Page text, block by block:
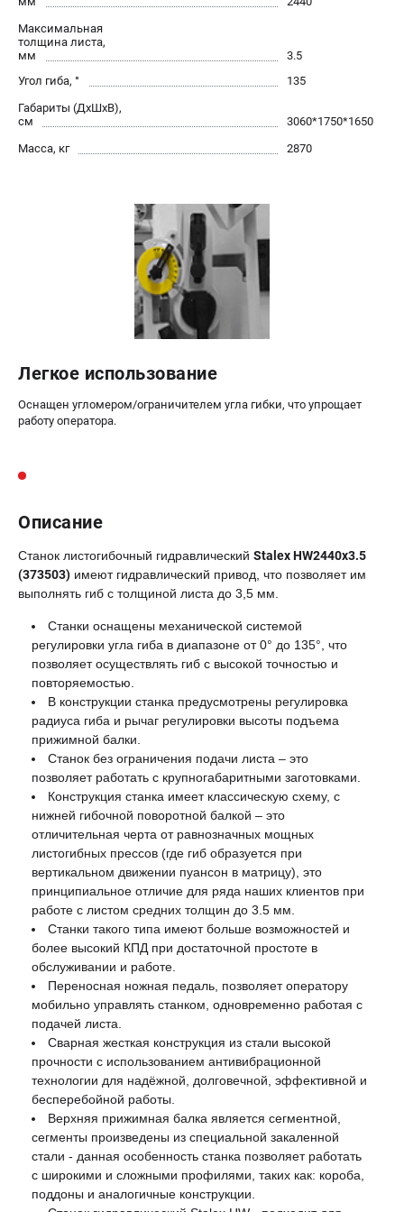
проспект Александровской Фермы, 29АЛ
пн-пт - с 9:00 до 18:00
Максимальная
толщина листа,
мм
3.5
Угол гиба, °
135
Габариты (ДхШхВ),
см
3060*1750*1650
Масса, кг
2870
Легкое использование
Оснащен угломером/ограничителем угла гибки, что упрощает
работу оператора.
Описание
Станок листогибочный гидравлический Stalex HW2440x3.5
(373503) имеют гидравлический привод, что позволяет им
выполнять гиб с толщиной листа до 3,5 мм.
Станки оснащены механической системой
регулировки угла гиба в диапазоне от 0° до 135°, что
позволяет осуществлять гиб с высокой точностью и
повторяемостью.
В конструкции станка предусмотрены регулировка
радиуса гиба и рычаг регулировки высоты подъема
прижимной балки.
Станок без ограничения подачи листа – это
позволяет работать с крупногабаритными заготовками.
Конструкция станка имеет классическую схему, с
нижней гибочной поворотной балкой – это
отличительная черта от равнозначных мощных
листогибных прессов (где гиб образуется при
вертикальном движении пуансон в матрицу), это
принципиальное отличие для ряда наших клиентов при
работе с листом средних толщин до 3.5 мм.
Станки такого типа имеют больше возможностей и
более высокий КПД при достаточной простоте в
обслуживании и работе.
Переносная ножная педаль, позволяет оператору
мобильно управлять станком, одновременно работая с
подачей листа.
Сварная жесткая конструкция из стали высокой
прочности с использованием антивибрационной
технологии для надёжной, долговечной, эффективной и
бесперебойной работы.
Верхняя прижимная балка является сегментной,
сегменты произведены из специальной закаленной
стали - данная особенность станка позволяет работать
с широкими и сложными профилями, таких как: короба,
поддоны и аналогичные конструкции.